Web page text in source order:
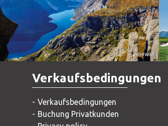
Norway
Verkaufsbedingungen
Verkaufsbedingungen
Buchung Privatkunden